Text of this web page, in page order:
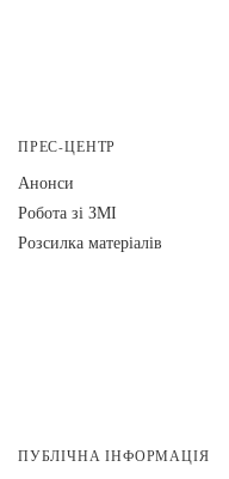
ПРЕС-ЦЕНТР
Анонси
Робота зі ЗМІ
Розсилка матеріалів
ПУБЛІЧНА ІНФОРМАЦІЯ